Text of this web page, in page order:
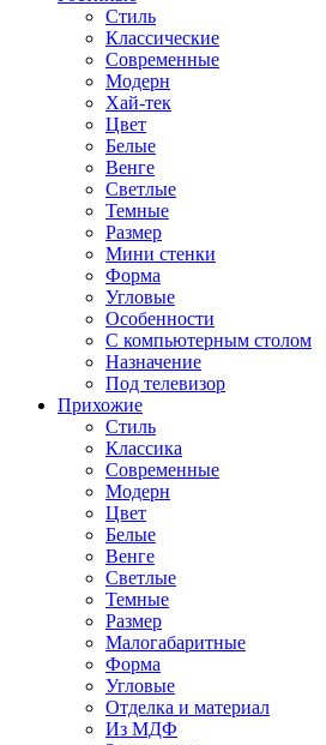
Стиль
Классические
Современные
Модерн
Хай-тек
Цвет
Белые
Венге
Светлые
Темные
Размер
Мини стенки
Форма
Угловые
Особенности
С компьютерным столом
Назначение
Под телевизор
Прихожие
Стиль
Классика
Современные
Модерн
Цвет
Белые
Венге
Светлые
Темные
Размер
Малогабаритные
Форма
Угловые
Отделка и материал
Из МДФ